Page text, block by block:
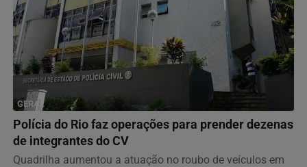
GERAL
Polícia do Rio faz operações para prender dezenas
de integrantes do CV
Quadrilha aumentou a atuação no roubo de veículos em